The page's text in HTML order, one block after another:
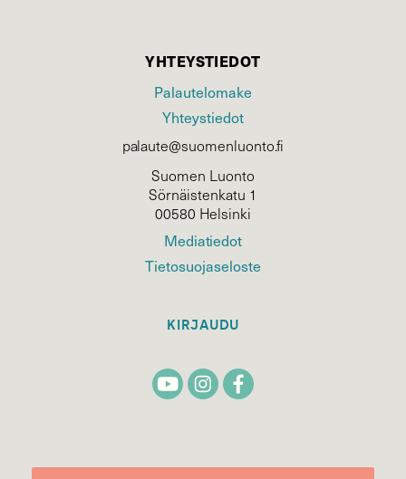
YHTEYSTIEDOT
Palautelomake
Yhteystiedot
palaute@suomenluonto.fi
Suomen Luonto
Sörnäistenkatu 1
00580 Helsinki
Mediatiedot
Tietosuojaseloste
KIRJAUDU